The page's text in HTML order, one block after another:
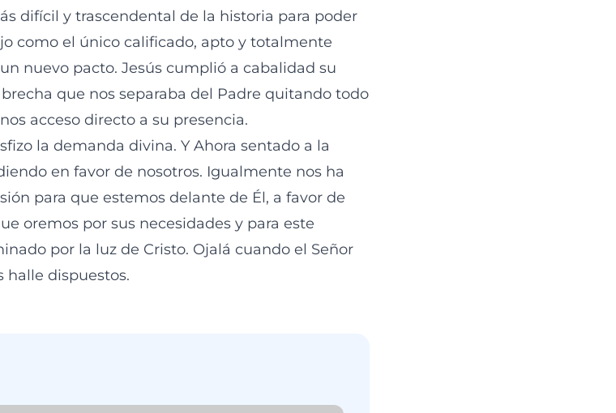
difícil y trascendental de la historia para poder
como el único calificado, apto y totalmente
nuevo pacto. Jesús cumplió a cabalidad su
que nos separaba del Padre quitando todo
acceso directo a su presencia.
la demanda divina. Y Ahora sentado a la
en favor de nosotros. Igualmente nos ha
para que estemos delante de Él, a favor de
oremos por sus necesidades y para este
por la luz de Cristo. Ojalá cuando el Señor
halle dispuestos.